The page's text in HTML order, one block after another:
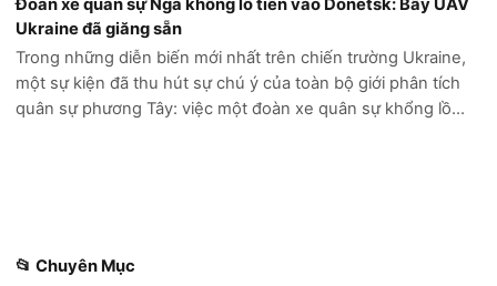
Đoàn xe quân sự Nga khổng lồ tiến vào Donetsk: Bẫy UAV
Ukraine đã giăng sẵn
Trong những diễn biến mới nhất trên chiến trường Ukraine,
một sự kiện đã thu hút sự chú ý của toàn bộ giới phân tích
quân sự phương Tây: việc một đoàn xe quân sự khổng lồ
📂 Chuyên Mục